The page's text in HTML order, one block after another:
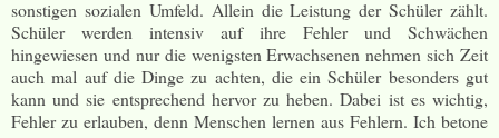
sonstigen sozialen Umfeld. Allein die Leistung der Schüler zählt.
Schüler werden intensiv auf ihre Fehler und Schwächen
hingewiesen und nur die wenigsten Erwachsenen nehmen sich Zeit
auch mal auf die Dinge zu achten, die ein Schüler besonders gut
kann und sie entsprechend hervor zu heben. Dabei ist es wichtig,
Fehler zu erlauben, denn Menschen lernen aus Fehlern. Ich betone